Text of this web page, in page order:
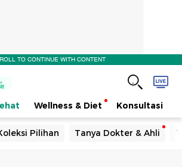
TO CONTINUE WITH CONTENT
Wellness & Diet Konsultasi
Pilihan Tanya Dokter & Ahli